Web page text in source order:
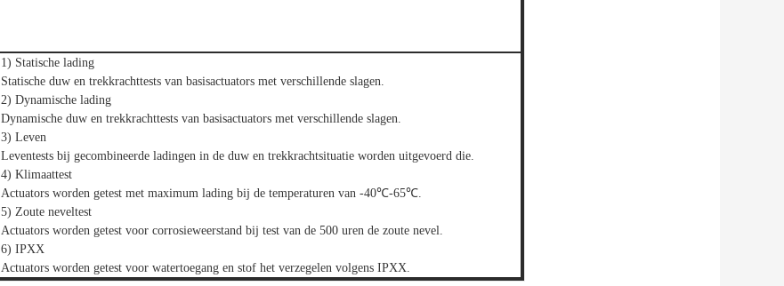
1) Statische lading
Statische duw en trekkrachttests van basisactuators met verschillende slagen.
2) Dynamische lading
Dynamische duw en trekkrachttests van basisactuators met verschillende slagen.
3) Leven
Leventests bij gecombineerde ladingen in de duw en trekkrachtsituatie worden uitgevoerd die.
4) Klimaattest
Actuators worden getest met maximum lading bij de temperaturen van -40℃-65℃.
5) Zoute neveltest
Actuators worden getest voor corrosieweerstand bij test van de 500 uren de zoute nevel.
6) IPXX
Actuators worden getest voor watertoegang en stof het verzegelen volgens IPXX.